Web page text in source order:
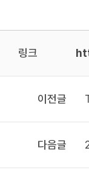
링크
이전글
다음글